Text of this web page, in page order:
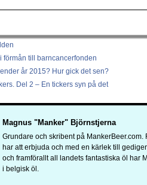
förmån till barncancerfonden
år 2015? Hur gick det sen?
Del 2 – En tickers syn på det
Magnus "Manker" Björnstjerna
Grundare och skribent på MankerBeer.com.
har att erbjuda och med en kärlek till
och framförallt all landets fantastiska öl har
i belgisk öl.